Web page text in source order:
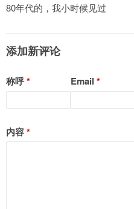
80年代的，我小时候见过
添加新评论
称呼 Email
内容